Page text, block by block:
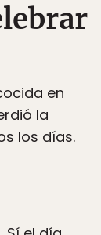
en
la
los días.